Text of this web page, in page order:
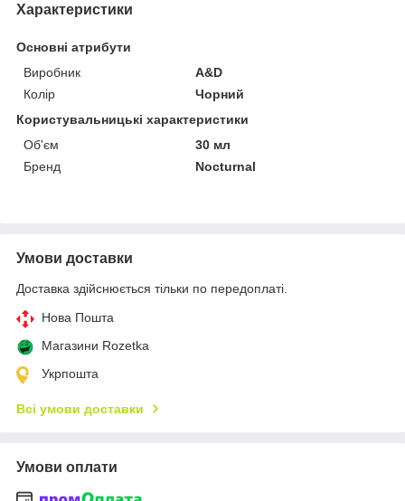
Характеристики
Основні атрибути
Виробник
A&D
Колір
Чорний
Користувальницькі характеристики
Об'єм
30 мл
Бренд
Nocturnal
Умови доставки
Доставка здійснюється тільки по передоплаті.
Нова Пошта
Магазини Rozetka
Укрпошта
Всі умови доставки
Умови оплати